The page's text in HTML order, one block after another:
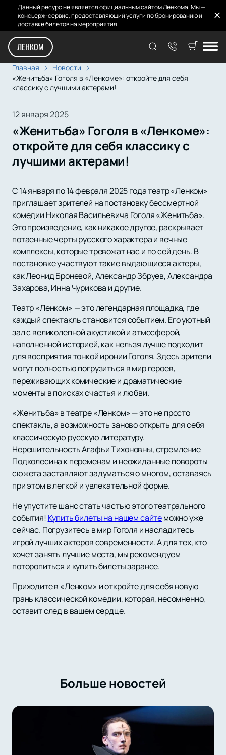
Данный ресурс не является официальным сайтом Ленкома. Мы —
консьерж-сервис, предоставляющий услуги по бронированию и
доставке билетов на мероприятия.
ЛЕНКОМ
Главная
Новости
«Женитьба» Гоголя в «Ленкоме»: откройте для себя
классику с лучшими актерами!
12 января 2025
«Женитьба» Гоголя в «Ленкоме»:
откройте для себя классику с
лучшими актерами!
С 14 января по 14 февраля 2025 года театр «Ленком»
приглашает зрителей на постановку бессмертной
комедии Николая Васильевича Гоголя «Женитьба».
Это произведение, как никакое другое, раскрывает
потаенные черты русского характера и вечные
комплексы, которые тревожат нас и по сей день. В
постановке участвуют такие выдающиеся актеры,
как Леонид Броневой, Александр Збруев, Александра
Захарова, Инна Чурикова и другие.
Театр «Ленком» — это легендарная площадка, где
каждый спектакль становится событием. Его уютный
зал с великолепной акустикой и атмосферой,
наполненной историей, как нельзя лучше подходит
для восприятия тонкой иронии Гоголя. Здесь зрители
могут полностью погрузиться в мир героев,
переживающих комические и драматические
моменты в поисках счастья и любви.
«Женитьба» в театре «Ленком» — это не просто
спектакль, а возможность заново открыть для себя
классическую русскую литературу.
Нерешительность Агафьи Тихоновны, стремление
Подколесина к переменам и неожиданные повороты
сюжета заставляют задуматься о многом, оставаясь
при этом в легкой и увлекательной форме.
Не упустите шанс стать частью этого театрального
события! Купить билеты на нашем сайтеможно уже
сейчас. Погрузитесь в мир Гоголя и насладитесь
игрой лучших актеров современности. А для тех, кто
хочет занять лучшие места, мы рекомендуем
поторопиться и купить билеты заранее.
Приходите в «Ленком» и откройте для себя новую
грань классической комедии, которая, несомненно,
оставит след в вашем сердце.
Больше новостей